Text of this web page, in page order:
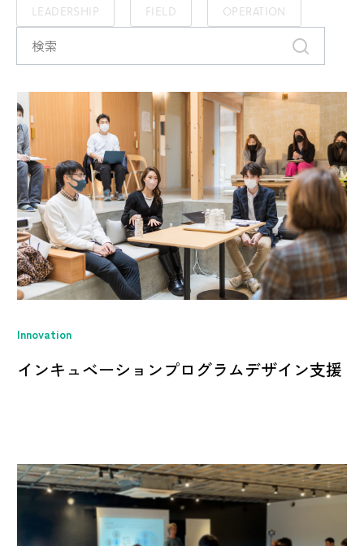
LEADERSHIP FIELD OPERATION
Innovation
インキュベーションプログラムデザイン支援